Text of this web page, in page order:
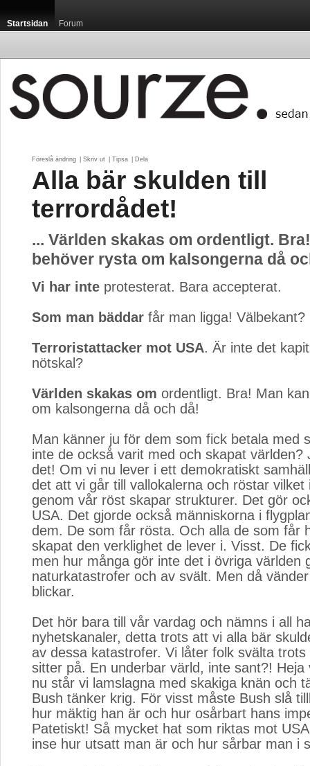
Startsidan Forum
Föreslå ändring Skriv ut Tipsa Dela
Alla bär skulden till
terrordådet!
... Världen skakas om ordentligt.
behöver rysta om kalsongerna då
Vi har inte protesterat. Bara accepterat.
Som man bäddar får man ligga! Välbekant?
Terroristattacker mot USA. Är inte det
nötskal?
Världen skakas om ordentligt. Bra! Man
om kalsongerna då och då!
Man känner ju för dem som fick betala med
inte de också varit med och skapat världen?
det! Om vi nu lever i ett demokratiskt
det att vi går till vallokalerna och röstar vilket
genom vår röst skapar strukturer. Det gör
USA. Det gjorde också människorna i
dem. De som får rösta. Och alla de som får
skapat den verklighet de lever i. Visst. De
men hur många gör inte det i övriga världen
naturkatastrofer och av svält. Men då
blickar.
Det hör bara till vår vardag och nämns i all
nyhetskanaler, detta trots att vi alla bär
av dessa katastrofer. Vi låter folk svälta
sitter på. En underbar värld, inte sant?! Heja
nu står vi lamslagna med skakiga knän och
Bush tänker krig. För visst måste Bush slå
hur mäktig han är och hur osårbart hans
Patetiskt! Så mycket hat som riktas mot
inse hur utsatt man är och hur sårbar man i